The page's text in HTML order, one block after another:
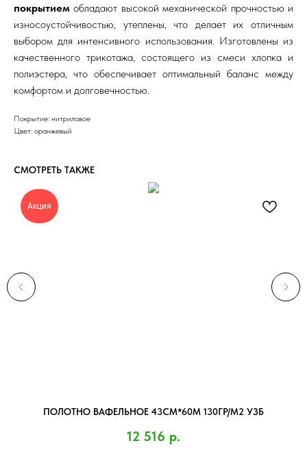
покрытием обладают высокой механической прочностью и
износоустойчивостью, утеплены, что делает их отличным
выбором для интенсивного использования. Изготовлены из
качественного трикотажа, состоящего из смеси хлопка и
полиэстера, что обеспечивает оптимальный баланс между
комфортом и долговечностью.
Покрытие: нитриловое
Цвет: оранжевый
СМОТРЕТЬ ТАКЖЕ
Акция
ПОЛОТНО ВАФЕЛЬНОЕ 43СМ*60М 130ГР/М2 УЗБ
12 516 р.